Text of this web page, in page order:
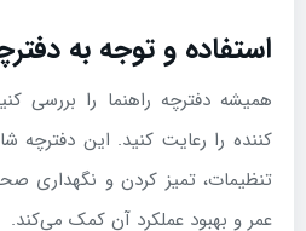
استفاده و توجه به
همیشه دفترچه راهنما را بررسی
کننده را رعایت کنید. این دفترچه
تنظیمات، تمیز کردن و نگهداری
عمر و بهبود عملکرد آن کمک می‌کند.